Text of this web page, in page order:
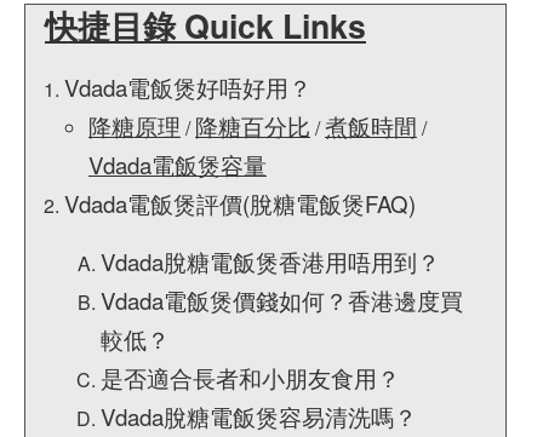
快捷目錄 Quick Links
Vdada電飯煲好唔好用？
降糖原理 /降糖百分比 /煮飯時間 /
Vdada電飯煲容量
Vdada電飯煲評價(脫糖電飯煲FAQ)
Vdada脫糖電飯煲香港用唔用到？
Vdada電飯煲價錢如何？香港邊度買
較低？
是否適合長者和小朋友食用？
Vdada脫糖電飯煲容易清洗嗎？